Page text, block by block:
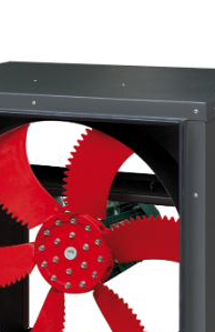
Electrical
in lighting and electrical
project and need